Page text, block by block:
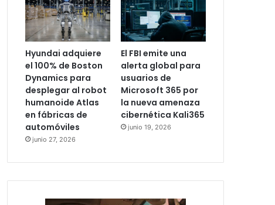
Hyundai adquiere
el 100% de Boston
Dynamics para
desplegar al robot
humanoide Atlas
en fábricas de
automóviles
junio 27, 2026
El FBI emite una
alerta global para
usuarios de
Microsoft 365 por
la nueva amenaza
cibernética Kali365
junio 19, 2026